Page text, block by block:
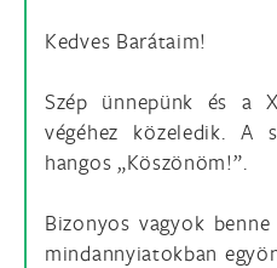
Kedves Barátaim!
Szép ünnepünk és a
végéhez közeledik. A
hangos „Köszönöm!”.
Bizonyos vagyok
mindannyiatokban